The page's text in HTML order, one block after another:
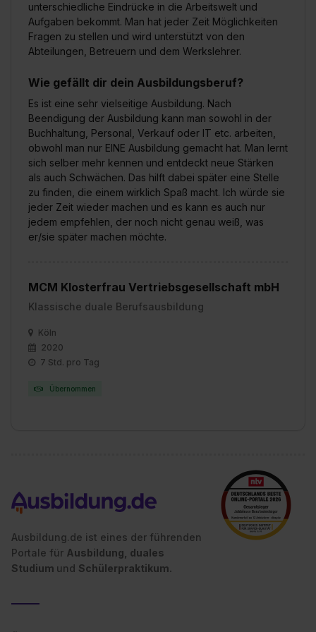
einzelnen Cookies findest du durch Klick auf „Details
zeigen“. Weitere Informationen:Datenschutzerklärung
Impressum.
unterschiedliche Eindrücke in die Arbeitswelt und
Aufgaben bekommt. Man hat jeder Zeit Möglichkeiten
Fragen zu stellen und wird unterstützt von den
Abteilungen, Betreuern und dem Werkslehrer.
Wie gefällt dir dein Ausbildungsberuf?
Es ist eine sehr vielseitige Ausbildung. Nach
Beendigung der Ausbildung kann man sowohl in der
Buchhaltung, Personal, Verkauf oder IT etc. arbeiten,
obwohl man nur EINE Ausbildung gemacht hat. Man lernt
sich selber mehr kennen und entdeckt neue Stärken
als auch Schwächen. Das hilft dabei später eine Stelle
zu finden, die einem wirklich Spaß macht. Ich würde sie
jeder Zeit wieder machen und es kann es auch nur
jedem empfehlen, der noch nicht genau weiß, was
er/sie später machen möchte.
MCM Klosterfrau Vertriebsgesellschaft mbH
Klassische duale Berufsausbildung
Köln
2020
7 Std. pro Tag
Übernommen
Ausbildung.de ist eines der führenden
Portale für Ausbildung, duales
Studium und Schülerpraktikum.